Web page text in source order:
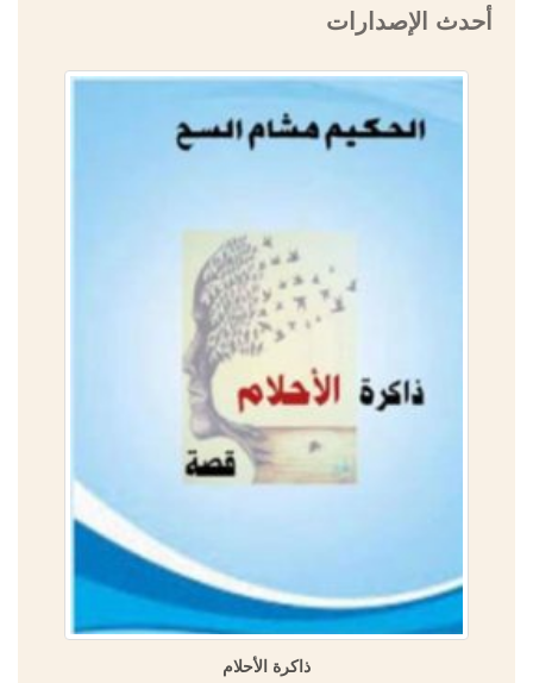
أحدث الإصدارات
ذاكرة الأحلام